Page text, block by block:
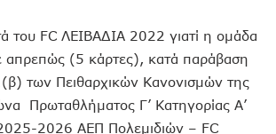
του FC ΛΕΙΒΑΔΙΑ 2022 γιατί η ομάδα
απρεπώς (5 κάρτες), κατά παράβαση
των Πειθαρχικών Κανονισμών της
Πρωταθλήματος Γ’ Κατηγορίας Α’
2026 ΑΕΠ Πολεμιδιών – FC